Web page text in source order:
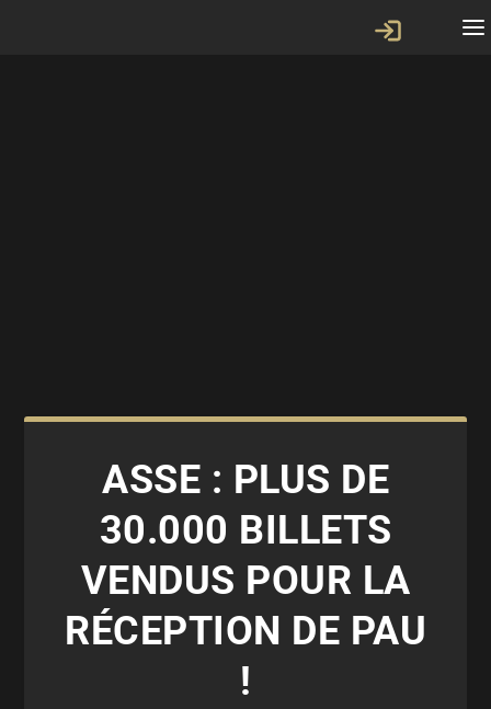
ASSE : PLUS DE
30.000 BILLETS
VENDUS POUR LA
RÉCEPTION DE PAU
!